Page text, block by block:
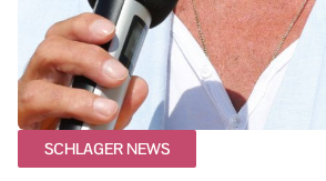
SCHLAGER NEWS